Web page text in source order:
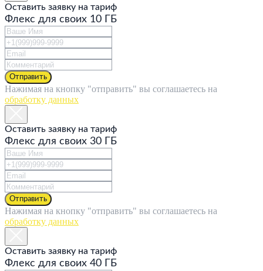
Оставить заявку на тариф
Флекс для своих 10 ГБ
Отправить
Нажимая на кнопку "отправить" вы соглашаетесь на
обработку данных
Оставить заявку на тариф
Флекс для своих 30 ГБ
Отправить
Нажимая на кнопку "отправить" вы соглашаетесь на
обработку данных
Оставить заявку на тариф
Флекс для своих 40 ГБ